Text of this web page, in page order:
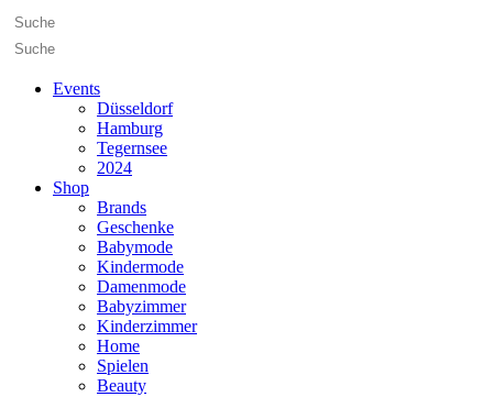
Events
Düsseldorf
Hamburg
Tegernsee
2024
Shop
Brands
Geschenke
Babymode
Kindermode
Damenmode
Babyzimmer
Kinderzimmer
Home
Spielen
Beauty